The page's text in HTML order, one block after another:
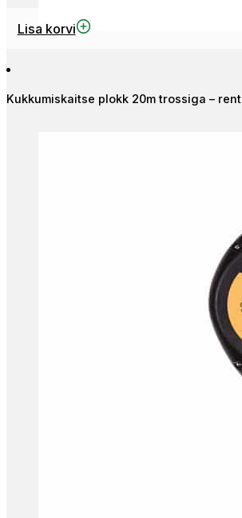
Lisa korvi
Kukkumiskaitse plokk 20m trossiga – rent